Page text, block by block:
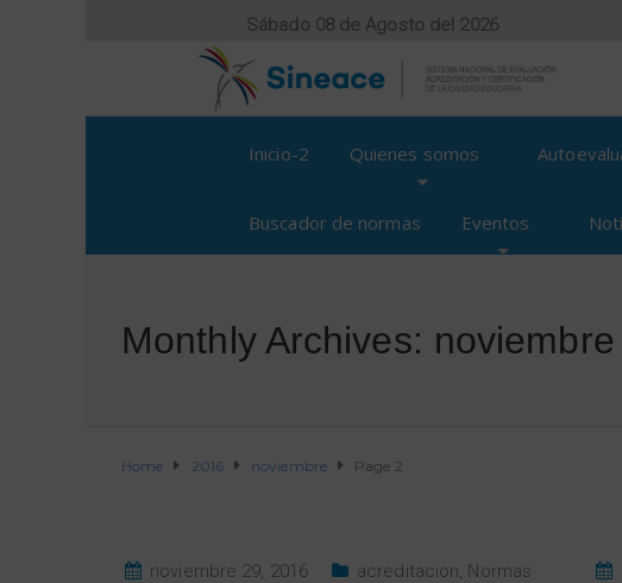
Sábado 08 de Agosto del 2026
Inicio-2 Quienes somos
Buscador de normas Eventos
Monthly Archives:
Home 2016 noviembre Page 2
noviembre 29, 2016 acreditacion, Normas